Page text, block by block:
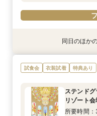
特典あり
8/20(木)
【自宅で
ライン相談
10:00〜
特典あり
8/20(木)
【迷って
談×次回試
10:00〜
17:00〜
衣装試着 特典あり
8/20(木)
＼前々日
限定前撮り
9:30〜
15:00〜
特典あり
8/20(木)
【フォト
定特典付相
9:30〜
15:00〜
衣装試着 特典あり
8/20(木)
今月限定
×特製スイ
9:30〜
15:00〜
同日のほか
試食会 衣装試着 特典あり
ステンド
リゾート会
所要時間